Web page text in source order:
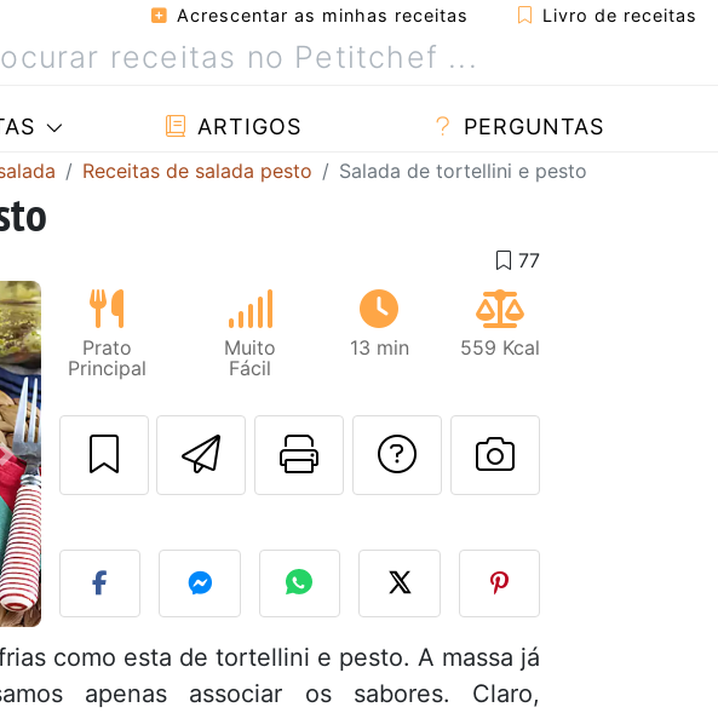
Acrescentar as minhas receitas Livro de receitas
ARTIGOS PERGUNTAS
Receitas de salada pesto Salada de tortellini e pesto
Next
Prato
Principal
Muito
Fácil
13 min 559 Kcal
Enviar esta receita a um
Imprima esta página
Falar com o
Fez esta
como esta de tortellini e pesto. A massa já
apenas associar os sabores. Claro,